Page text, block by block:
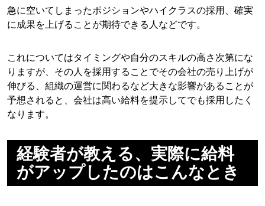
急に空いてしまったポジションやハイクラスの採用、確実
に成果を上げることが期待できる人などです。
これについてはタイミングや自分のスキルの高さ次第にな
りますが、その人を採用することでその会社の売り上げが
伸びる、組織の運営に関わるなど大きな影響があることが
予想されると、会社は高い給料を提示してでも採用したく
なります。
経験者が教える、実際に給料
がアップしたのはこんなとき